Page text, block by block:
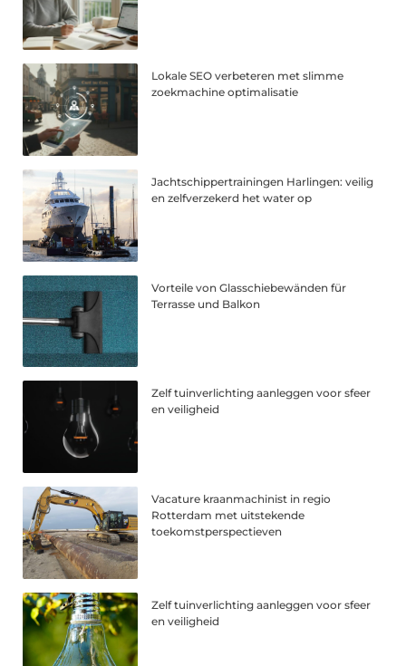
Lokale SEO verbeteren met slimme
zoekmachine optimalisatie
Jachtschippertrainingen Harlingen: veilig
en zelfverzekerd het water op
Vorteile von Glasschiebewänden für
Terrasse und Balkon
Zelf tuinverlichting aanleggen voor sfeer
en veiligheid
Vacature kraanmachinist in regio
Rotterdam met uitstekende
toekomstperspectieven
Zelf tuinverlichting aanleggen voor sfeer
en veiligheid